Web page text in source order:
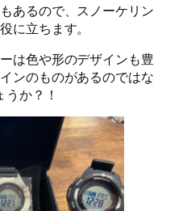
あるので、スノーケリン
に立ちます。
は色や形のデザインも豊
ンのものがあるのではな
うか？！